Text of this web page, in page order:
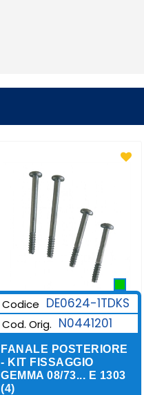
Codice DE0624-1TDKS
Cod. Orig. N0441201
FANALE POSTERIORE
- KIT FISSAGGIO
GEMMA 08/73... E 1303
(4)